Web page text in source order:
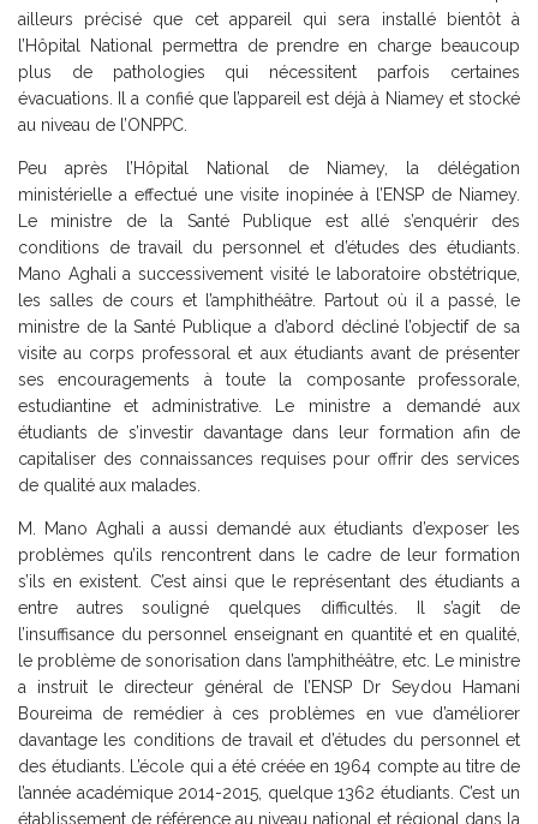
ailleurs précisé que cet appareil qui sera installé bientôt à
l’Hôpital National permettra de prendre en charge beaucoup
plus de pathologies qui nécessitent parfois certaines
évacuations. Il a confié que l’appareil est déjà à Niamey et stocké
au niveau de l’ONPPC.
Peu après l’Hôpital National de Niamey, la délégation
ministérielle a effectué une visite inopinée à l’ENSP de Niamey.
Le ministre de la Santé Publique est allé s’enquérir des
conditions de travail du personnel et d’études des étudiants.
Mano Aghali a successivement visité le laboratoire obstétrique,
les salles de cours et l’amphithéâtre. Partout où il a passé, le
ministre de la Santé Publique a d’abord décliné l’objectif de sa
visite au corps professoral et aux étudiants avant de présenter
ses encouragements à toute la composante professorale,
estudiantine et administrative. Le ministre a demandé aux
étudiants de s’investir davantage dans leur formation afin de
capitaliser des connaissances requises pour offrir des services
de qualité aux malades.
M. Mano Aghali a aussi demandé aux étudiants d’exposer les
problèmes qu’ils rencontrent dans le cadre de leur formation
s’ils en existent. C’est ainsi que le représentant des étudiants a
entre autres souligné quelques difficultés. Il s’agit de
l’insuffisance du personnel enseignant en quantité et en qualité,
le problème de sonorisation dans l’amphithéâtre, etc. Le ministre
a instruit le directeur général de l’ENSP Dr Seydou Hamani
Boureima de remédier à ces problèmes en vue d’améliorer
davantage les conditions de travail et d’études du personnel et
des étudiants. L’école qui a été créée en 1964 compte au titre de
l’année académique 2014-2015, quelque 1362 étudiants. C’est un
établissement de référence au niveau national et régional dans la